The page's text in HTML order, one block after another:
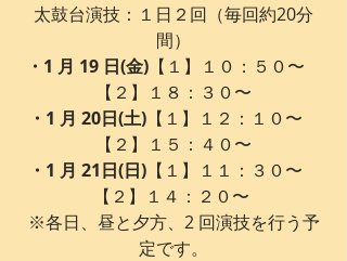
太鼓台演技：１日２回（毎回約20分
間）
・1 月 19 日(金)【１】１０：５０〜
【２】１８：３０〜
・1 月 20日(土)【１】１２：１０〜
【２】１５：４０〜
・1 月 21日(日)【１】１１：３０〜
【２】１４：２０〜
※各日、昼と夕方、2 回演技を行う予
定です。